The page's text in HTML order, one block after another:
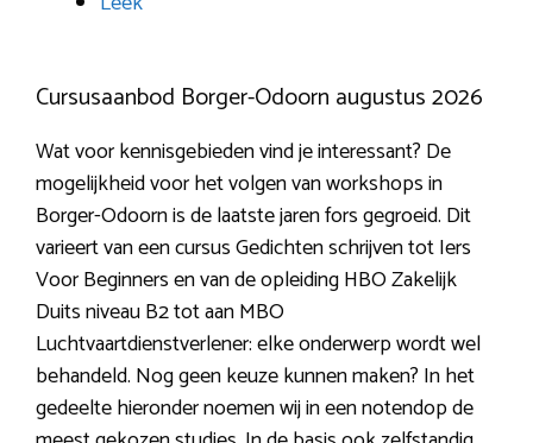
Cursusaanbod Borger-Odoorn augustus 2026
Wat voor kennisgebieden vind je interessant? De
mogelijkheid voor het volgen van workshops in
Borger-Odoorn is de laatste jaren fors gegroeid. Dit
varieert van een cursus Gedichten schrijven tot Iers
Voor Beginners en van de opleiding HBO Zakelijk
Duits niveau B2 tot aan MBO
Luchtvaartdienstverlener: elke onderwerp wordt wel
behandeld. Nog geen keuze kunnen maken? In het
gedeelte hieronder noemen wij in een notendop de